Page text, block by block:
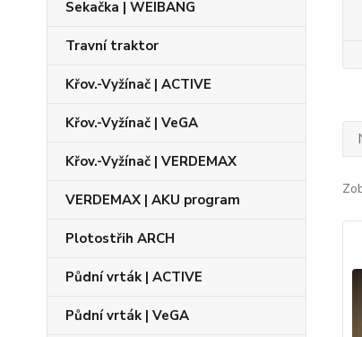
Sekačka | WEIBANG
Travní traktor
Křov.-Vyžínač | ACTIVE
Křov.-Vyžínač | VeGA
Křov.-Vyžínač | VERDEMAX
VERDEMAX | AKU program
Plotostřih ARCH
Půdní vrták | ACTIVE
Půdní vrták | VeGA